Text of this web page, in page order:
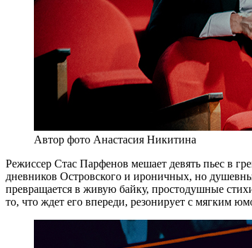
Автор фото Анастасия Никитина
Режиссер Стас Парфенов мешает девять пьес в
дневников Островского и ироничных, но
превращается в живую байку, простодушные
то, что ждет его впереди, резонирует с мягким